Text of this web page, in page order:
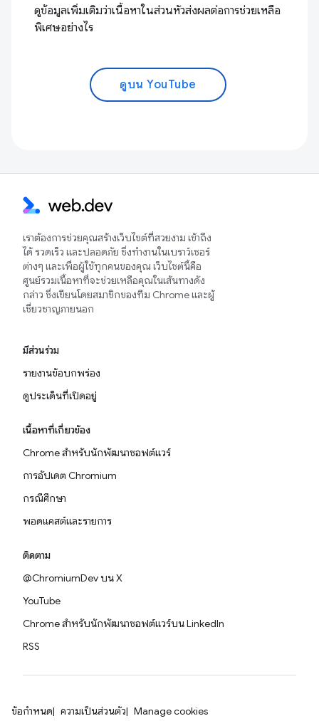
ดูข้อมูลเพิ่มเติมว่าเนื้อหาในส่วนหัวส่งผลต่อการช่วยเหลือ
พิเศษอย่างไร
ดูบน YouTube
เราต้องการช่วยคุณสร้างเว็บไซต์ที่สวยงาม เข้าถึง
ได้ รวดเร็ว และปลอดภัย ซึ่งทำงานในเบราว์เซอร์
ต่างๆ และเพื่อผู้ใช้ทุกคนของคุณ เว็บไซต์นี้คือ
ศูนย์รวมเนื้อหาที่จะช่วยเหลือคุณในเส้นทางดัง
กล่าว ซึ่งเขียนโดยสมาชิกของทีม Chrome และผู้
เชี่ยวชาญภายนอก
มีส่วนร่วม
รายงานข้อบกพร่อง
ดูประเด็นที่เปิดอยู่
เนื้อหาที่เกี่ยวข้อง
Chrome สำหรับนักพัฒนาซอฟต์แวร์
การอัปเดต Chromium
กรณีศึกษา
พอดแคสต์และรายการ
ติดตาม
@ChromiumDev บน X
YouTube
Chrome สำหรับนักพัฒนาซอฟต์แวร์บน LinkedIn
RSS
ข้อกำหนด ความเป็นส่วนตัว Manage cookies